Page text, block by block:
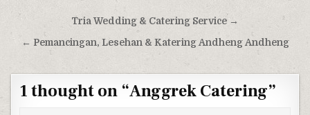
Post navigation
Tria Wedding & Catering Service →
← Pemancingan, Lesehan & Katering Andheng Andheng
1 thought on “Anggrek Catering”